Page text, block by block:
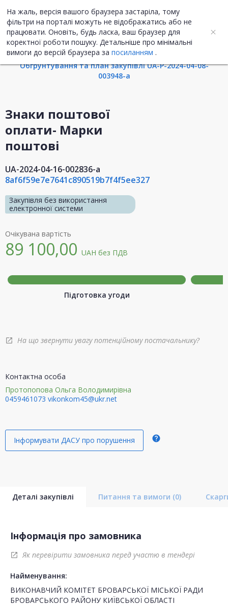
На жаль, версія вашого браузера застаріла, тому
фільтри на порталі можуть не відображатись або не
працювати. Оновіть, будь ласка, ваш браузер для
коректної роботи пошуку. Детальніше про мінімальні
вимоги до версій браузера за посиланням .
UA ENG
Інформація про закупівлю
Обгрунтування та план закупівлі UA-P-2024-04-08-
003948-a
Знаки поштової
оплати- Марки
поштові
UA-2024-04-16-002836-a
8af6f59e7e7641c890519b7f4f5ee327
Закупівля без використання
електронної системи
Очікувана вартість
89 100,00 UAH без ПДВ
Підготовка угоди
open_in_new На що звернути увагу потенційному постачальнику?
Контактна особа
Протопопова Ольга Володимирівна
0459461073 vikonkom45@ukr.net
Інформувати ДАСУ про порушення help
Деталі закупівлі Питання та вимоги (0)
Інформація про замовника
open_in_new Як перевірити замовника перед участю в тендері
Найменування:
ВИКОНАВЧИЙ КОМІТЕТ БРОВАРСЬКОЇ МІСЬКОЇ РАДИ
БРОВАРСЬКОГО РАЙОНУ КИЇВСЬКОЇ ОБЛАСТІ